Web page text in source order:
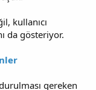
kullanıcı
da gösteriyor.
gereken